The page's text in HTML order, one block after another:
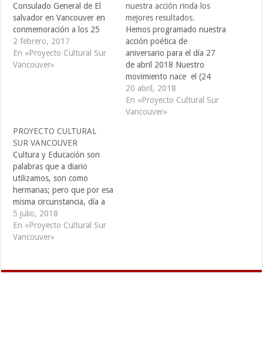
Consulado General de El
salvador en Vancouver en
conmemoración a los 25
años de los acuerdos de
Paz en El Salvador.
Celebrado el recién pasado
2 febrero, 2017
En «Proyecto Cultural Sur
Vancouver»
nuestra acción rinda los
mejores resultados.
Hemos programado nuestra
acción poética de
aniversario para el día 27
de abril 2018 Nuestro
movimiento nace el (24
abril, 1991 -2018) Este 24
de abril La idea Proyecto
Cultural SUR cumple 27
20 abril, 2018
En «Proyecto Cultural Sur
Vancouver»
PROYECTO CULTURAL
SUR VANCOUVER
Cultura y Educación son
palabras que a diario
utilizamos, son como
hermanas; pero que por esa
misma circunstancia, día a
día las confundimos. Tienen
alguna similitud. Mientras la
Cultura constituye “todo
creencias, la ley, la moral,
5 julio, 2018
En «Proyecto Cultural Sur
Vancouver»